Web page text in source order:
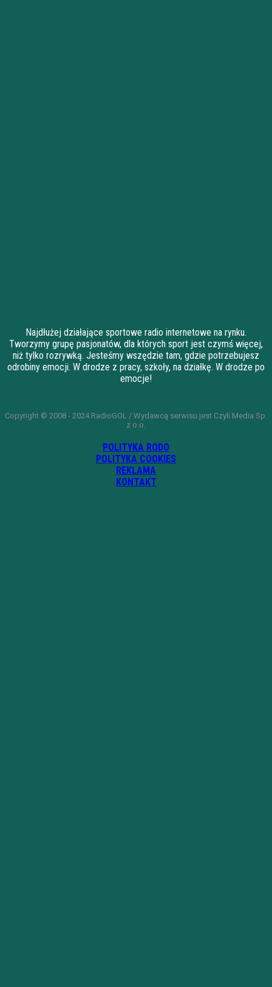
Najdłużej działające sportowe radio internetowe na rynku.
Tworzymy grupę pasjonatów, dla których sport jest czymś więcej,
niż tylko rozrywką. Jesteśmy wszędzie tam, gdzie potrzebujesz
odrobiny emocji. W drodze z pracy, szkoły, na działkę. W drodze po
emocje!
Copyright © 2008 - 2024 RadioGOL / Wydawcą serwisu jest Czyli Media Sp.
z o.o.
POLITYKA RODO
POLITYKA COOKIES
REKLAMA
KONTAKT